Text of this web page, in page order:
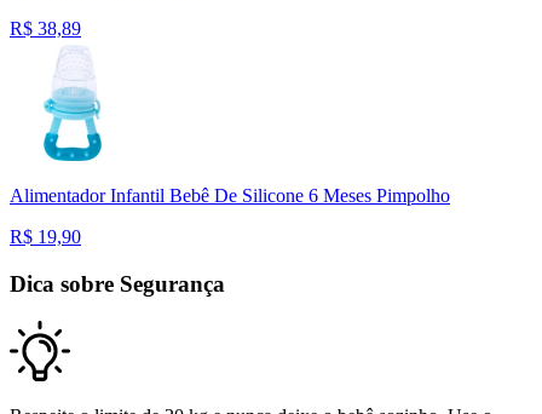
R$ 38,89
Alimentador Infantil Bebê De Silicone 6 Meses Pimpolho
R$ 19,90
Dica sobre Segurança